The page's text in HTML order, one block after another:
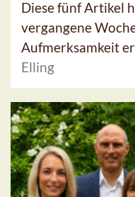
Diese fünf Artikel
vergangene
Aufmerksamkeit
Elling